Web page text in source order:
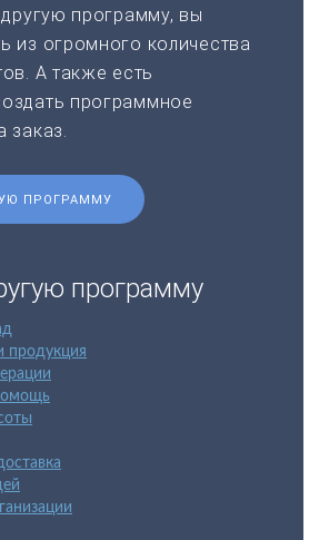
программу, вы
из огромного количества
А также есть
программное
заказ.
ПРОГРАММУ
программу
продукция